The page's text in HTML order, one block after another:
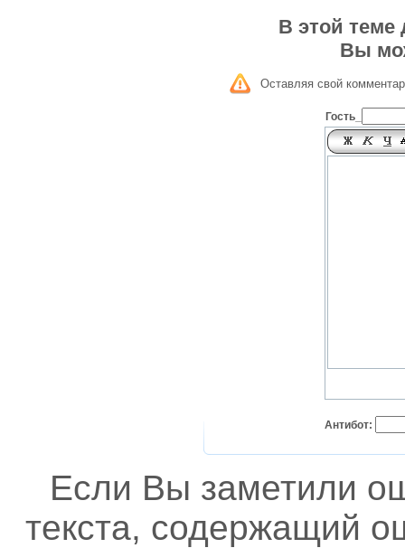
В этой теме
Вы
Оставляя свой
Гость_
Антибот:
Если Вы заметили
текста, содержащий